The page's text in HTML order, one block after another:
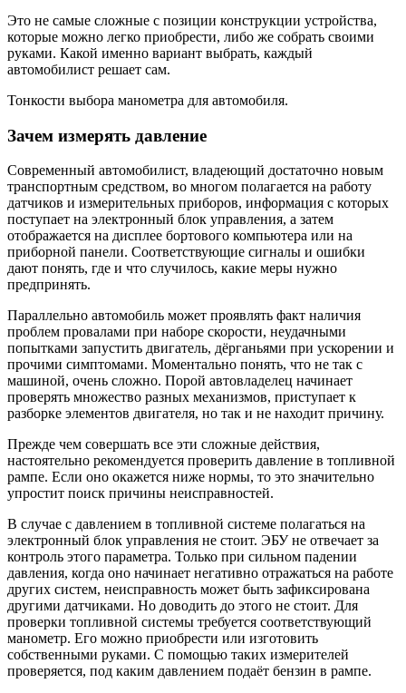
Это не самые сложные с позиции конструкции устройства,
которые можно легко приобрести, либо же собрать своими
руками. Какой именно вариант выбрать, каждый
автомобилист решает сам.
Тонкости выбора манометра для автомобиля.
Зачем измерять давление
Современный автомобилист, владеющий достаточно новым
транспортным средством, во многом полагается на работу
датчиков и измерительных приборов, информация с которых
поступает на электронный блок управления, а затем
отображается на дисплее бортового компьютера или на
приборной панели. Соответствующие сигналы и ошибки
дают понять, где и что случилось, какие меры нужно
предпринять.
Параллельно автомобиль может проявлять факт наличия
проблем провалами при наборе скорости, неудачными
попытками запустить двигатель, дёрганьями при ускорении и
прочими симптомами. Моментально понять, что не так с
машиной, очень сложно. Порой автовладелец начинает
проверять множество разных механизмов, приступает к
разборке элементов двигателя, но так и не находит причину.
Прежде чем совершать все эти сложные действия,
настоятельно рекомендуется проверить давление в топливной
рампе. Если оно окажется ниже нормы, то это значительно
упростит поиск причины неисправностей.
В случае с давлением в топливной системе полагаться на
электронный блок управления не стоит. ЭБУ не отвечает за
контроль этого параметра. Только при сильном падении
давления, когда оно начинает негативно отражаться на работе
других систем, неисправность может быть зафиксирована
другими датчиками. Но доводить до этого не стоит. Для
проверки топливной системы требуется соответствующий
манометр. Его можно приобрести или изготовить
собственными руками. С помощью таких измерителей
проверяется, под каким давлением подаёт бензин в рампе.